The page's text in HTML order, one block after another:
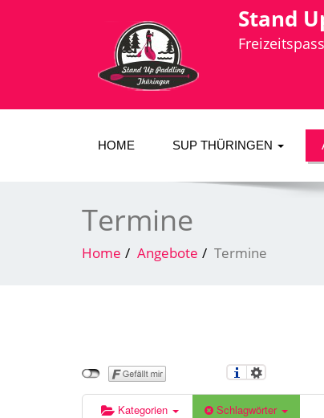
Stand
HOME SUP THÜRINGEN
Termine
Home Angebote Termine
Kategorien Schlagwörter